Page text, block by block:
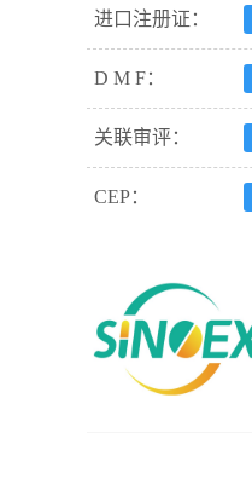
进口注册证：
D M F：
关联审评：
CEP：